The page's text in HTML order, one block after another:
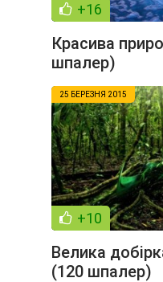
+16
Красива
шпалер)
25 БЕРЕЗНЯ 2015
+10
Велика
(120 шпалер)